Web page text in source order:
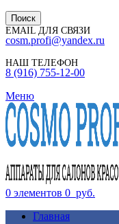
Поиск
EMAIL ДЛЯ СВЯЗИ
cosm.profi@yandex.ru
НАШ ТЕЛЕФОН
8 (916) 755-12-00
Меню
0 элементов 0 руб.
Главная